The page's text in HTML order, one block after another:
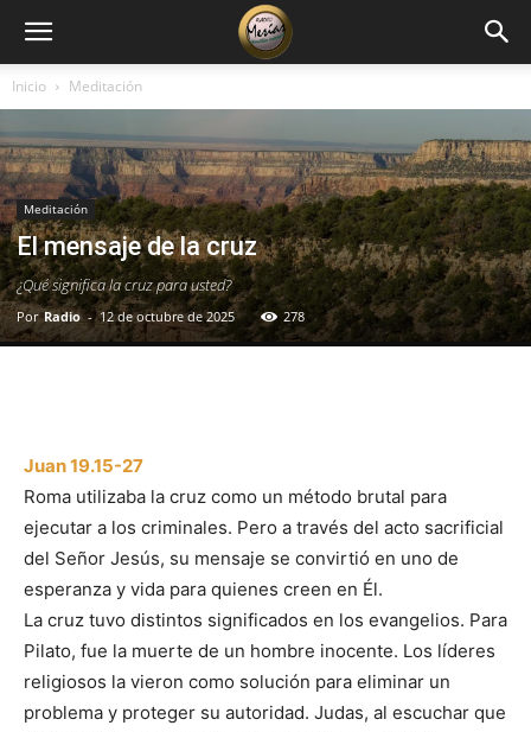
Inicio Meditación
Meditación
El mensaje de la cruz
¿Qué significa la cruz para usted?
Por Radio - 12 de octubre de 2025 278
Juan 19.15-27
Roma utilizaba la cruz como un método brutal para
ejecutar a los criminales. Pero a través del acto sacrificial
del Señor Jesús, su mensaje se convirtió en uno de
esperanza y vida para quienes creen en Él.
La cruz tuvo distintos significados en los evangelios. Para
Pilato, fue la muerte de un hombre inocente. Los líderes
religiosos la vieron como solución para eliminar un
problema y proteger su autoridad. Judas, al escuchar que